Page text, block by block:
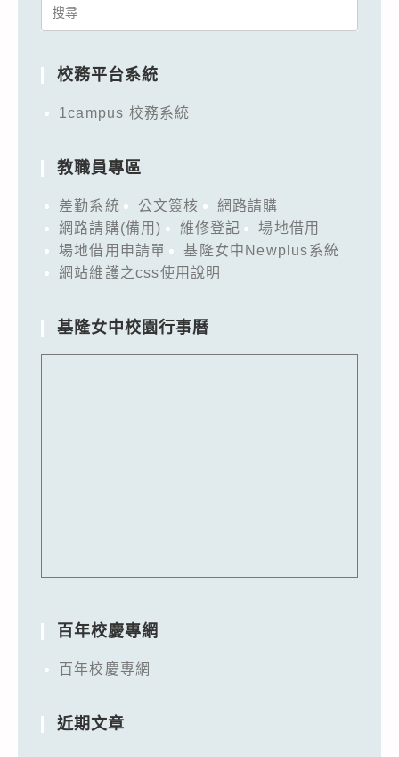
Search
校務平台系統
1campus 校務系統
教職員專區
差勤系統 公文簽核
網路請購
網路請購(備用)
維修登記
場地借用
場地借用申請單
基隆女中Newplus系統
網站維護之css使用說明
基隆女中校園行事曆
百年校慶專網
百年校慶專網
近期文章